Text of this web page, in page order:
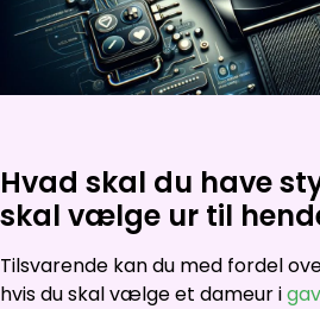
Hvad skal du have
skal vælge ur til
Tilsvarende kan du med fordel
hvis du skal vælge et dameur i